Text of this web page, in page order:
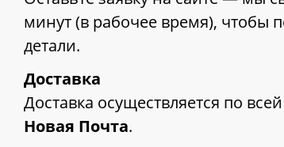
минут (в рабочее время), чтобы
детали.
Доставка
Доставка осуществляется по
Новая Почта.